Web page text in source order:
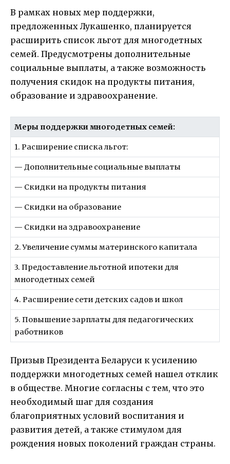
В рамках новых мер поддержки,
предложенных Лукашенко, планируется
расширить список льгот для многодетных
семей. Предусмотрены дополнительные
социальные выплаты, а также возможность
получения скидок на продукты питания,
образование и здравоохранение.
Меры поддержки многодетных семей:
1. Расширение списка льгот:
— Дополнительные социальные выплаты
— Скидки на продукты питания
— Скидки на образование
— Скидки на здравоохранение
2. Увеличение суммы материнского капитала
3. Предоставление льготной ипотеки для
многодетных семей
4. Расширение сети детских садов и школ
5. Повышение зарплаты для педагогических
работников
Призыв Президента Беларуси к усилению
поддержки многодетных семей нашел отклик
в обществе. Многие согласны с тем, что это
необходимый шаг для создания
благоприятных условий воспитания и
развития детей, а также стимулом для
рождения новых поколений граждан страны.